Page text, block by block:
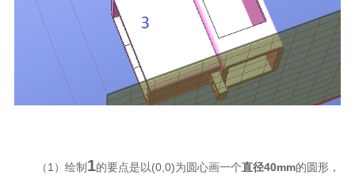
（1）绘制 1的要点是以(0,0)为圆心画一个直径40mm的圆形，